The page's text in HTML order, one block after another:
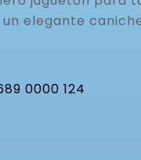
elegante
0000 124